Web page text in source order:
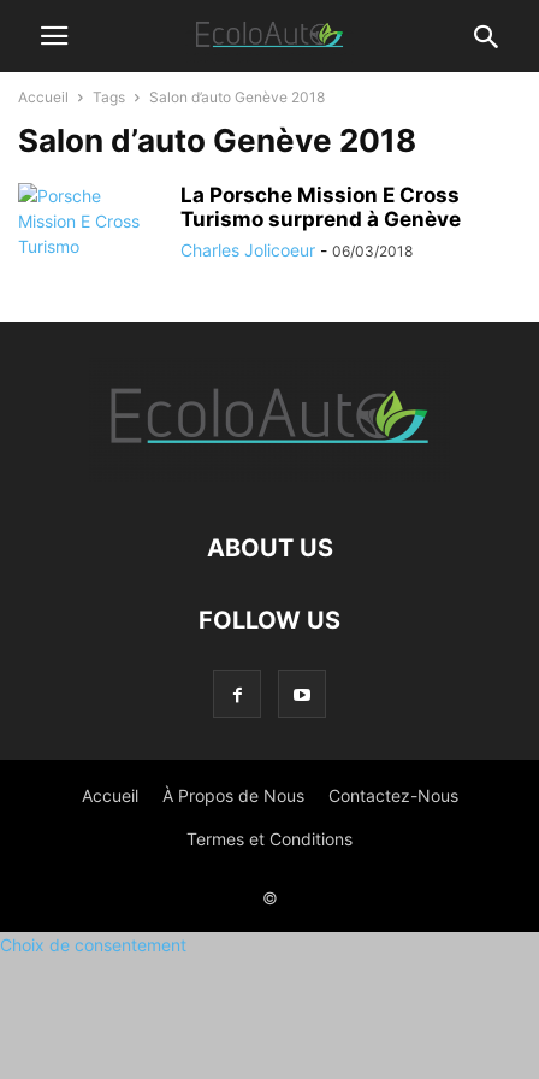
Accueil Tags Salon d’auto Genève 2018
Salon d’auto Genève 2018
La Porsche Mission E Cross
Turismo surprend à Genève
Charles Jolicoeur - 06/03/2018
ABOUT US
FOLLOW US
Accueil À Propos de Nous Contactez-Nous
Termes et Conditions
©
Choix de consentement